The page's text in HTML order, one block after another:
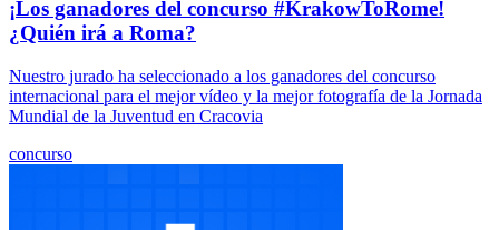
¡Los ganadores del concurso #KrakowToRome!
¿Quién irá a Roma?
Nuestro jurado ha seleccionado a los ganadores del concurso
internacional para el mejor vídeo y la mejor fotografía de la Jornada
Mundial de la Juventud en Cracovia
concurso